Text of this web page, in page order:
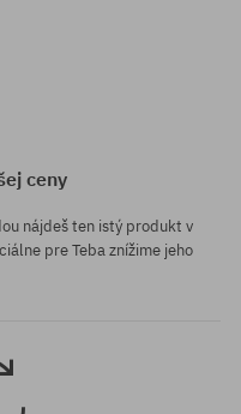
ceny
nájdeš ten istý produkt v
pre Teba znížime jeho